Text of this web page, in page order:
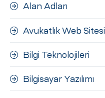
Alan Adları
Avukatlık Web Sitesi
Bilgi Teknolojileri
Bilgisayar Yazılımı